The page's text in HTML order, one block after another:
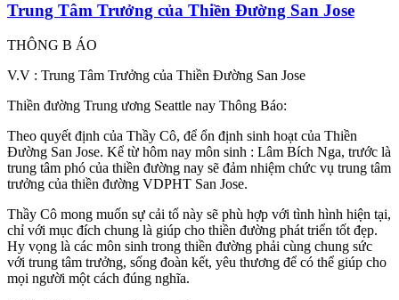
Trung Tâm Trưởng của Thiền Đường San Jose
THÔNG B ÁO
V.V : Trung Tâm Trưởng của Thiền Đường San Jose
Thiền đường Trung ương Seattle nay Thông Báo:
Theo quyết định của Thầy Cô, để ổn định sinh hoạt của Thiền
Đường San Jose. Kể từ hôm nay môn sinh : Lâm Bích Nga, trước là
trung tâm phó của thiền đường nay sẽ đảm nhiệm chức vụ trung tâm
trưởng của thiền đường VDPHT San Jose.
Thầy Cô mong muốn sự cải tổ này sẽ phù hợp với tình hình hiện tại,
chỉ với mục đích chung là giúp cho thiền đường phát triển tốt đẹp.
Hy vọng là các môn sinh trong thiền đường phải cùng chung sức
với trung tâm trưởng, sống đoàn kết, yêu thương để có thể giúp cho
mọi người một cách đúng nghĩa.